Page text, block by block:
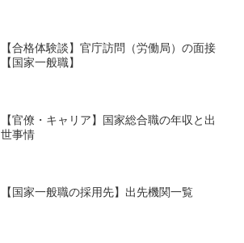
【合格体験談】官庁訪問（労働局）の面接
【国家一般職】
【官僚・キャリア】国家総合職の年収と出
世事情
【国家一般職の採用先】出先機関一覧